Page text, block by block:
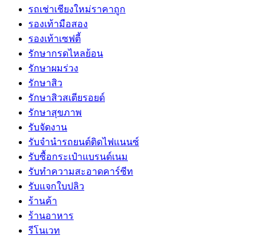
รถเช่าเชียงใหม่ราคาถูก
รองเท้ามือสอง
รองเท้าเซฟตี้
รักษากรดไหลย้อน
รักษาผมร่วง
รักษาสิว
รักษาสิวสเตียรอยด์
รักษาสุขภาพ
รับจัดงาน
รับจํานํารถยนต์ติดไฟแนนซ์
รับซื้อกระเป๋าแบรนด์เนม
รับทำความสะอาดคาร์ซีท
รับแจกใบปลิว
ร้านค้า
ร้านอาหาร
รีโนเวท